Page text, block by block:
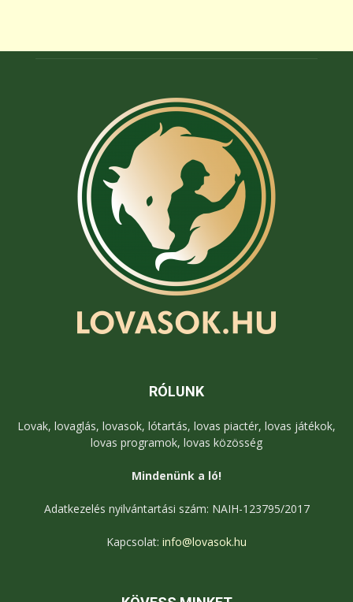
RÓLUNK
Lovak, lovaglás, lovasok, lótartás, lovas piactér, lovas játékok,
lovas programok, lovas közösség
Mindenünk a ló!
Adatkezelés nyilvántartási szám: NAIH-123795/2017
Kapcsolat: info@lovasok.hu